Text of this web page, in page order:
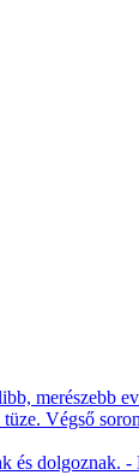
merészebb
Végső
dolgoznak.